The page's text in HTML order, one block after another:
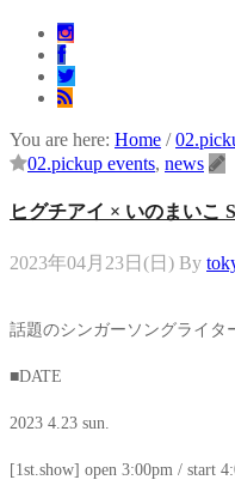
に挑むダンス公演『
「動態 ‒ sensorial」
GREATEST SHOW
」レポート！
You are here: Home /
02.pickup events, news
ヒグチアイ × いのまいこ
2023年04月23日(日) By
話題のシンガーソングライタ
■DATE
2023 4.23 sun.
[1st.show] open 3:00pm / start